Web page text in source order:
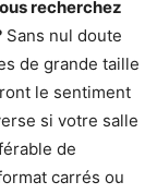
recherchez
Sans nul doute
de grande taille
le sentiment
si votre salle
de
carrés ou